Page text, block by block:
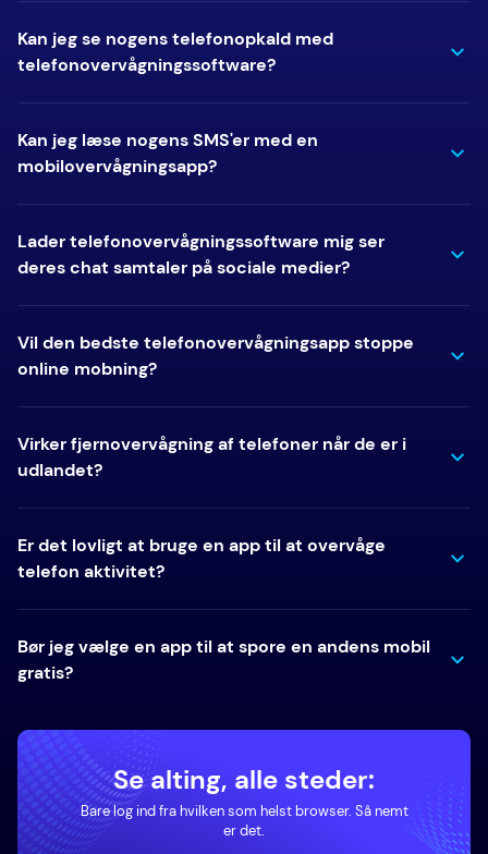
Kan jeg se nogens telefonopkald med
telefonovervågningssoftware?
Kan jeg læse nogens SMS'er med en
mobilovervågningsapp?
Lader telefonovervågningssoftware mig ser
deres chat samtaler på sociale medier?
Vil den bedste telefonovervågningsapp stoppe
online mobning?
Virker fjernovervågning af telefoner når de er i
udlandet?
Er det lovligt at bruge en app til at overvåge
telefon aktivitet?
Bør jeg vælge en app til at spore en andens mobil
gratis?
Se alting, alle steder:
Bare log ind fra hvilken som helst browser. Så nemt
er det.